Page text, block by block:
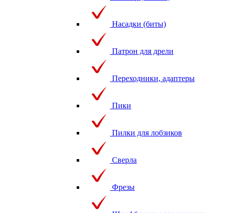
Насадки (биты)
Патрон для дрели
Переходники, адаптеры
Пики
Пилки для лобзиков
Сверла
Фрезы